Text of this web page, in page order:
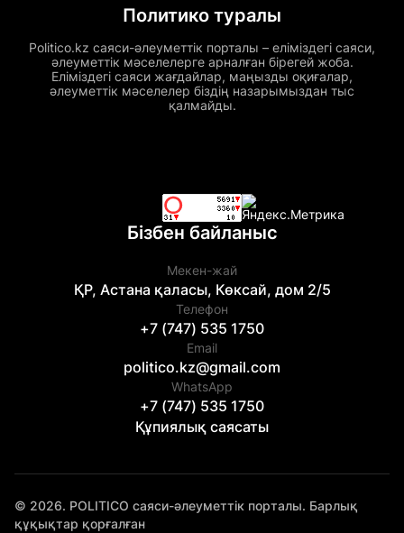
Политико туралы
Politico.kz саяси-әлеуметтік порталы – еліміздегі саяси,
әлеуметтік мәселелерге арналған бірегей жоба.
Еліміздегі саяси жағдайлар, маңызды оқиғалар,
әлеуметтік мәселелер біздің назарымыздан тыс
қалмайды.
Бізбен байланыс
Мекен-жай
ҚР, Астана қаласы, Көксай, дом 2/5
Телефон
+7 (747) 535 1750
Email
politico.kz@gmail.com
WhatsApp
+7 (747) 535 1750
Құпиялық саясаты
© 2026. POLITICO саяси-әлеуметтік порталы. Барлық
құқықтар қорғалған